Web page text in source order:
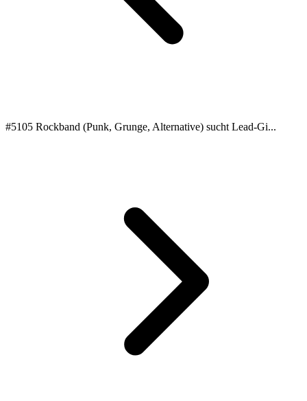
#5105 Rockband (Punk, Grunge, Alternative) sucht Lead-Gi...